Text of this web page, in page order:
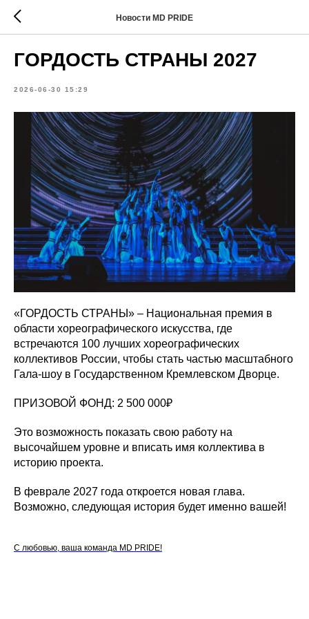
Новости MD PRIDE
ГОРДОСТЬ СТРАНЫ 2027
2026-06-30 15:29
«ГОРДОСТЬ СТРАНЫ» – Национальная премия в
области хореографического искусства, где
встречаются 100 лучших хореографических
коллективов России, чтобы стать частью масштабного
Гала-шоу в Государственном Кремлевском Дворце.
ПРИЗОВОЙ ФОНД: 2 500 000₽
Это возможность показать свою работу на
высочайшем уровне и вписать имя коллектива в
историю проекта.
В феврале 2027 года откроется новая глава.
Возможно, следующая история будет именно вашей!
С любовью, ваша команда MD PRIDE!